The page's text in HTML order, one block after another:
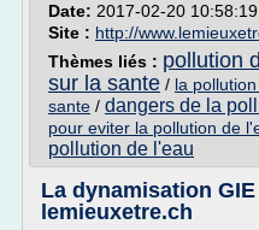
Date: 2017-02-20 10:58:19
Site : http://
Thèmes liés : pollution
sur la sante / la
sante / dangers de la
pour eviter la pollution de
pollution de l'eau
La dynamisation
lemieuxetre.ch